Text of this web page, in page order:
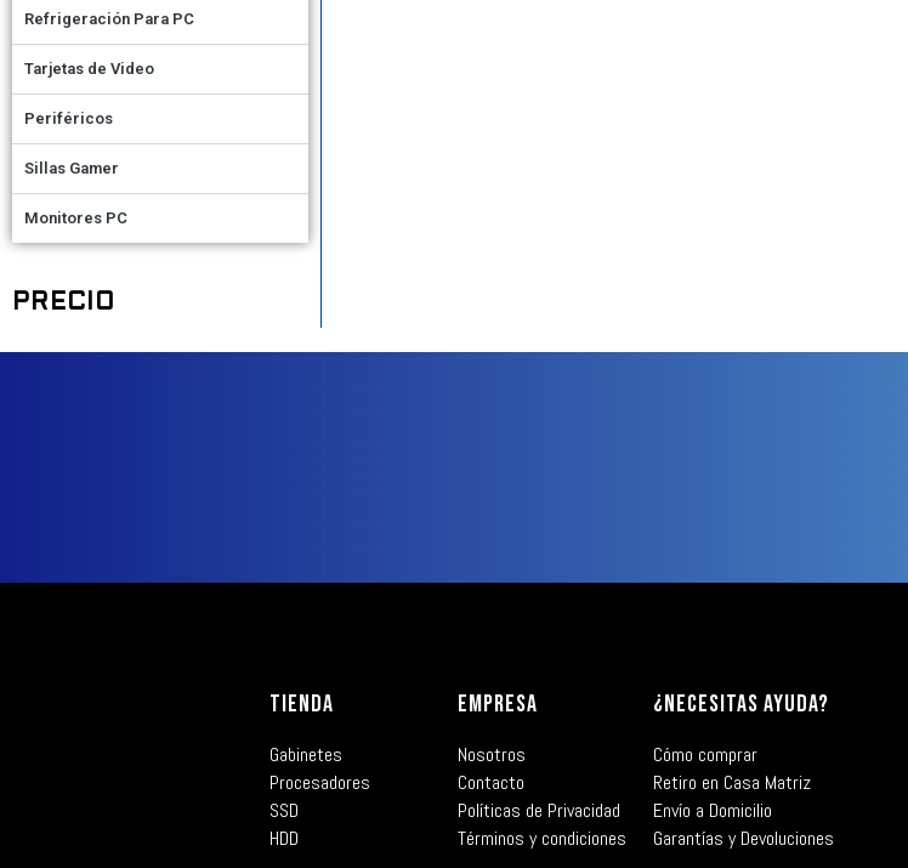
Refrigeración Para PC
Tarjetas de Video
Periféricos
Sillas Gamer
Monitores PC
PRECIO
TIENDA
Gabinetes
Procesadores
SSD
HDD
EMPRESA
Nosotros
Contacto
Políticas de Privacidad
Términos y condiciones
¿NECESITAS AYUDA?
Cómo comprar
Retiro en Casa Matriz
Envío a Domicilio
Garantías y Devoluciones